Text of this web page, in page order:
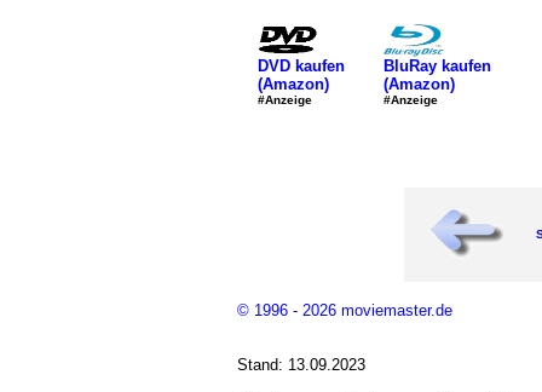
DVD kaufen
(Amazon)
#Anzeige
BluRay kaufen
(Amazon)
#Anzeige
© 1996 - 2026 moviemaster.de
Stand: 13.09.2023